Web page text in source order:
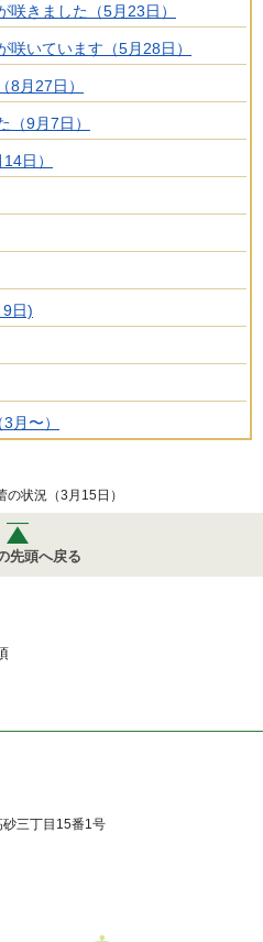
咲きました（5月23日）
咲いています（5月28日）
8月27日）
（9月7日）
日）
日)
月〜）
の状況（3月15日）
先頭へ戻る
三丁目15番1号